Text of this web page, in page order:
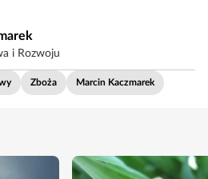
i Rozwoju
Zboża Marcin Kaczmarek